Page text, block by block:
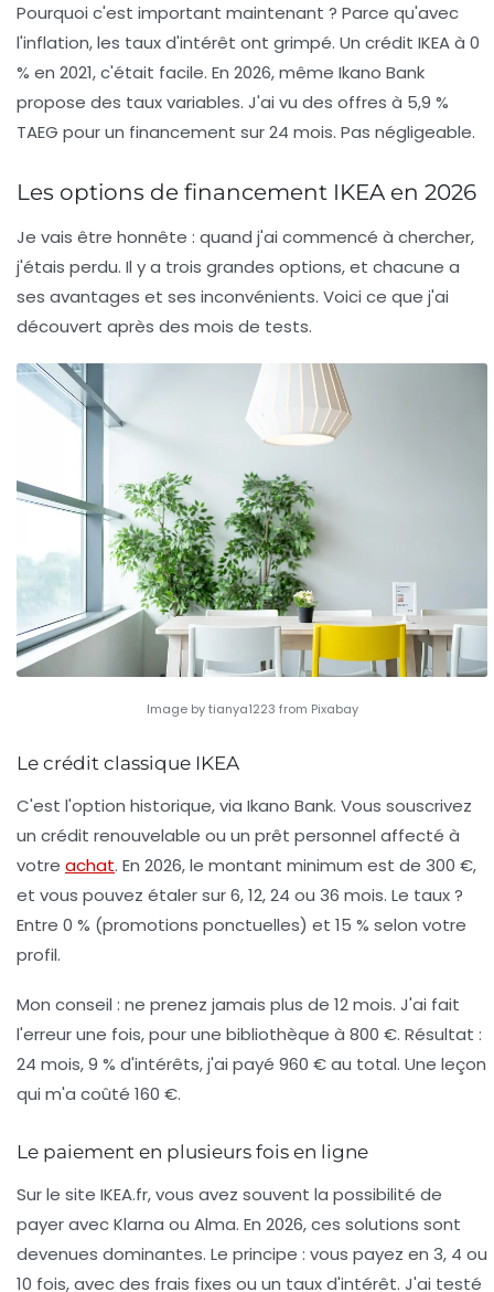
Pourquoi c'est important maintenant ? Parce qu'avec
l'inflation, les taux d'intérêt ont grimpé. Un crédit IKEA à 0
% en 2021, c'était facile. En 2026, même Ikano Bank
propose des taux variables. J'ai vu des offres à 5,9 %
TAEG pour un financement sur 24 mois. Pas négligeable.
Les options de financement IKEA en 2026
Je vais être honnête : quand j'ai commencé à chercher,
j'étais perdu. Il y a trois grandes options, et chacune a
ses avantages et ses inconvénients. Voici ce que j'ai
découvert après des mois de tests.
Image by tianya1223 from Pixabay
Le crédit classique IKEA
C'est l'option historique, via Ikano Bank. Vous souscrivez
un crédit renouvelable ou un prêt personnel affecté à
votre achat. En 2026, le montant minimum est de 300 €,
et vous pouvez étaler sur 6, 12, 24 ou 36 mois. Le taux ?
Entre 0 % (promotions ponctuelles) et 15 % selon votre
profil.
Mon conseil : ne prenez jamais plus de 12 mois. J'ai fait
l'erreur une fois, pour une bibliothèque à 800 €. Résultat :
24 mois, 9 % d'intérêts, j'ai payé 960 € au total. Une leçon
qui m'a coûté 160 €.
Le paiement en plusieurs fois en ligne
Sur le site IKEA.fr, vous avez souvent la possibilité de
payer avecKlarna ou Alma. En 2026, ces solutions sont
devenues dominantes. Le principe : vous payez en 3, 4 ou
10 fois, avec des frais fixes ou un taux d'intérêt. J'ai testé